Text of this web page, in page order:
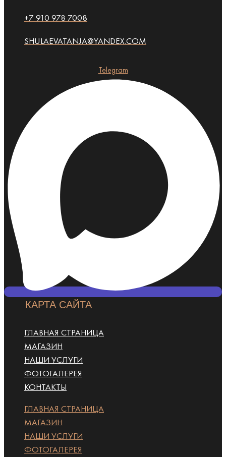
+7 910 978 7008
SHULAEVATANJA@YANDEX.COM
Telegram
КАРТА САЙТА
ГЛАВНАЯ СТРАНИЦА
МАГАЗИН
НАШИ УСЛУГИ
ФОТОГАЛЕРЕЯ
КОНТАКТЫ
ГЛАВНАЯ СТРАНИЦА
МАГАЗИН
НАШИ УСЛУГИ
ФОТОГАЛЕРЕЯ